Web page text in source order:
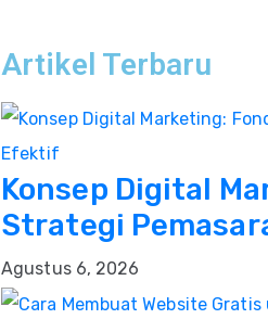
Artikel Terbaru
Konsep Digital
Strategi
Agustus 6, 2026